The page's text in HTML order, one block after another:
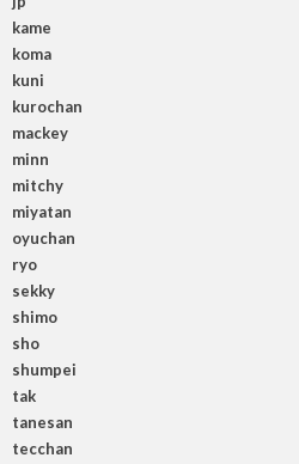
kame
koma
kuni
kurochan
mackey
minn
mitchy
miyatan
oyuchan
ryo
sekky
shimo
sho
shumpei
tak
tanesan
tecchan